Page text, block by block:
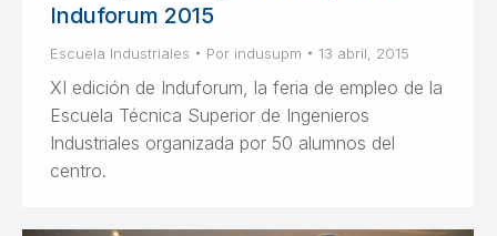
Induforum 2015
Escuela Industriales Por indusupm 13 abril, 2015
XI edición de Induforum, la feria de empleo de la
Escuela Técnica Superior de Ingenieros
Industriales organizada por 50 alumnos del
centro.